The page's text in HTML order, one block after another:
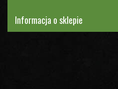
Informacja o sklepie